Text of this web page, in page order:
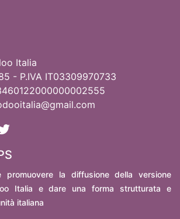
Italia
- P.IVA IT03309970733
la diffusione della versione
Italia e dare una forma strutturata e
italiana